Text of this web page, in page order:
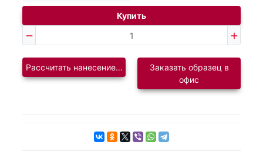
Купить
Рассчитать нанесение логотипаЗаказать образец в
офис